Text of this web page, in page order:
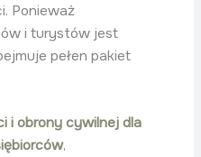
Ponieważ
i turystów jest
pełen pakiet
i obrony cywilnej dla
,